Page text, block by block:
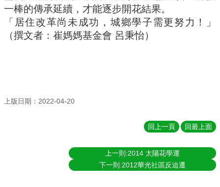
一棒的傳承延續，才能逐步開花結果。
「居住改革尚未成功，城鄉學子需更努力！」
（撰文者：崔媽媽基金會 呂秉怡）
上版日期：2022-04-20
回上一頁 回最上面
上一則:2014 太陽花學運
下一則:2012華光社區反迫遷